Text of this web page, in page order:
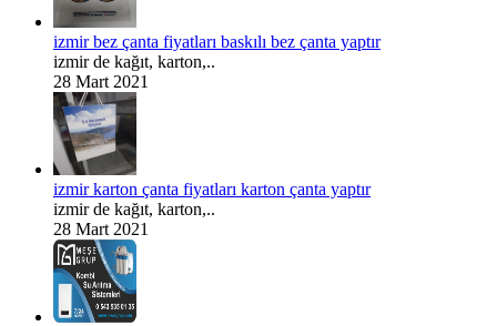
izmir bez çanta fiyatları baskılı bez çanta yaptır
izmir de kağıt, karton,..
28 Mart 2021
izmir karton çanta fiyatları karton çanta yaptır
izmir de kağıt, karton,..
28 Mart 2021